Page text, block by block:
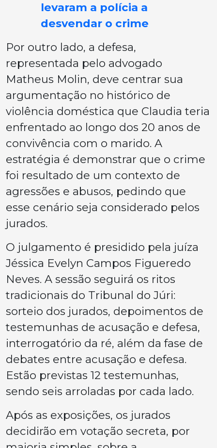
levaram a polícia a
desvendar o crime
Por outro lado, a defesa,
representada pelo advogado
Matheus Molin, deve centrar sua
argumentação no histórico de
violência doméstica que Claudia teria
enfrentado ao longo dos 20 anos de
convivência com o marido. A
estratégia é demonstrar que o crime
foi resultado de um contexto de
agressões e abusos, pedindo que
esse cenário seja considerado pelos
jurados.
O julgamento é presidido pela juíza
Jéssica Evelyn Campos Figueredo
Neves. A sessão seguirá os ritos
tradicionais do Tribunal do Júri:
sorteio dos jurados, depoimentos de
testemunhas de acusação e defesa,
interrogatório da ré, além da fase de
debates entre acusação e defesa.
Estão previstas 12 testemunhas,
sendo seis arroladas por cada lado.
Após as exposições, os jurados
decidirão em votação secreta, por